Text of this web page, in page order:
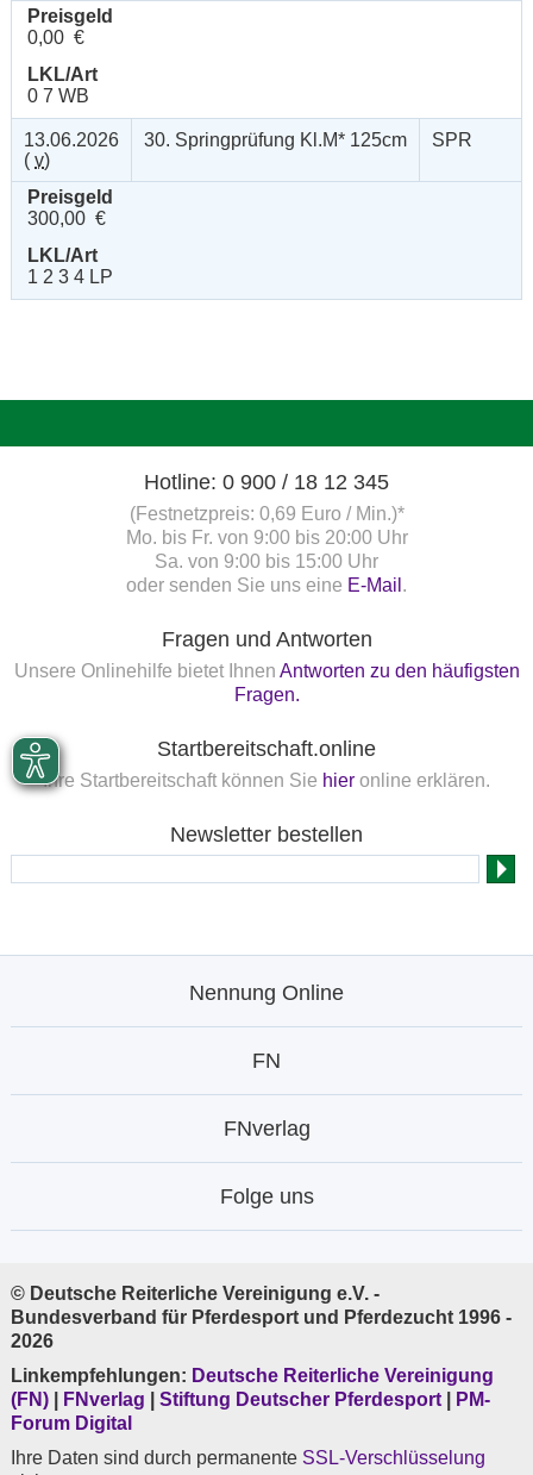
Preisgeld
0,00 €
LKL/Art
0 7 WB
13.06.2026
( v)
30. Springprüfung Kl.M* 125cm SPR
Preisgeld
300,00 €
LKL/Art
1 2 3 4 LP
Hotline: 0 900 / 18 12 345
(Festnetzpreis: 0,69 Euro / Min.)*
Mo. bis Fr. von 9:00 bis 20:00 Uhr
Sa. von 9:00 bis 15:00 Uhr
oder senden Sie uns eine E-Mail .
Fragen und Antworten
Unsere Onlinehilfe bietet Ihnen Antworten zu den häufigsten
Fragen.
Startbereitschaft.online
Ihre Startbereitschaft können Sie hier online erklären.
Newsletter bestellen
Nennung Online
FN
FNverlag
Folge uns
© Deutsche Reiterliche Vereinigung e.V. -
Bundesverband für Pferdesport und Pferdezucht 1996 -
2026
Linkempfehlungen: Deutsche Reiterliche Vereinigung
(FN)
FNverlag Stiftung Deutscher Pferdesport
PM-
Forum Digital
Ihre Daten sind durch permanente SSL-Verschlüsselung